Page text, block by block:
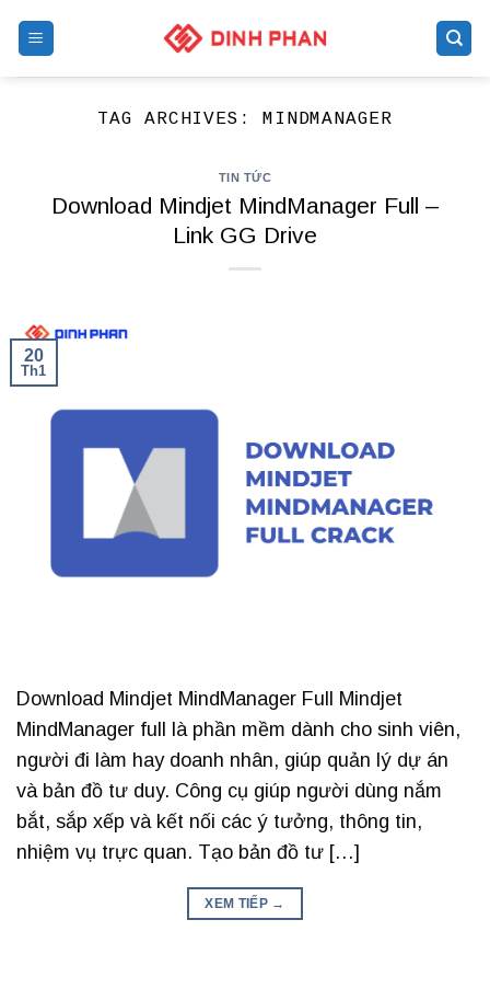
TAG ARCHIVES:MINDMANAGER
TIN TỨC
Download Mindjet MindManager Full –
Link GG Drive
20
Th1
Download Mindjet MindManager Full Mindjet
MindManager full là phần mềm dành cho sinh viên,
người đi làm hay doanh nhân, giúp quản lý dự án
và bản đồ tư duy. Công cụ giúp người dùng nắm
bắt, sắp xếp và kết nối các ý tưởng, thông tin,
nhiệm vụ trực quan. Tạo bản đồ tư […]
XEM TIẾP →